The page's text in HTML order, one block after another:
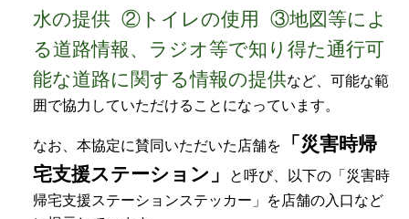
水の提供 ②トイレの使用 ③地図等によ
る道路情報、ラジオ等で知り得た通行可
能な道路に関する情報の提供など、可能な範
囲で協力していただけることになっています。
なお、本協定に賛同いただいた店舗を
「災害時帰
宅支援ステーション」
と呼び、以下の「災害時
帰宅支援ステーションステッカー」を店舗の入口など